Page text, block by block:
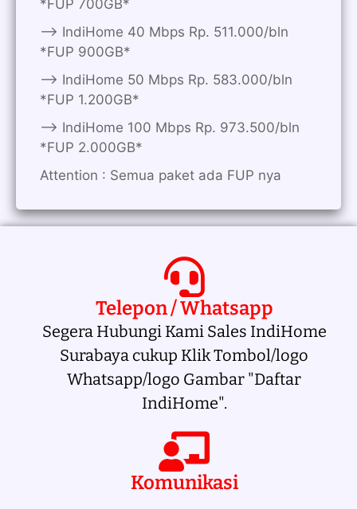
*FUP 700GB*
——> IndiHome 40 Mbps Rp. 511.000/bln
*FUP 900GB*
——> IndiHome 50 Mbps Rp. 583.000/bln
*FUP 1.200GB*
——> IndiHome 100 Mbps Rp. 973.500/bln
*FUP 2.000GB*
Attention : Semua paket ada FUP nya
Telepon / Whatsapp
Segera Hubungi Kami Sales IndiHome
Surabaya cukup Klik Tombol/logo
Whatsapp/logo Gambar "Daftar
IndiHome".
Komunikasi